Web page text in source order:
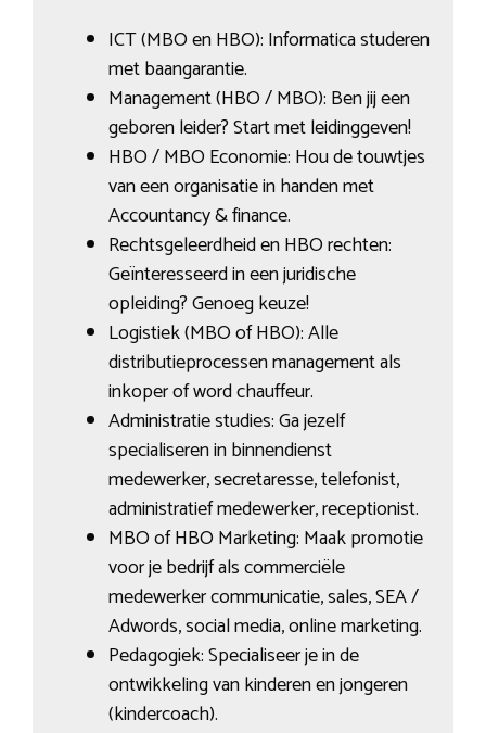
ICT (MBO en HBO): Informatica studeren
met baangarantie.
Management (HBO / MBO): Ben jij een
geboren leider? Start met leidinggeven!
HBO / MBO Economie: Hou de touwtjes
van een organisatie in handen met
Accountancy & finance.
Rechtsgeleerdheid en HBO rechten:
Geïnteresseerd in een juridische
opleiding? Genoeg keuze!
Logistiek (MBO of HBO): Alle
distributieprocessen management als
inkoper of word chauffeur.
Administratie studies: Ga jezelf
specialiseren in binnendienst
medewerker, secretaresse, telefonist,
administratief medewerker, receptionist.
MBO of HBO Marketing: Maak promotie
voor je bedrijf als commerciële
medewerker communicatie, sales, SEA /
Adwords, social media, online marketing.
Pedagogiek: Specialiseer je in de
ontwikkeling van kinderen en jongeren
(kindercoach).